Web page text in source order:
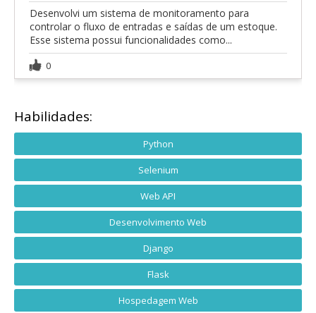
Desenvolvi um sistema de monitoramento para
controlar o fluxo de entradas e saídas de um estoque.
Esse sistema possui funcionalidades como...
0
Habilidades:
Python
Selenium
Web API
Desenvolvimento Web
Django
Flask
Hospedagem Web